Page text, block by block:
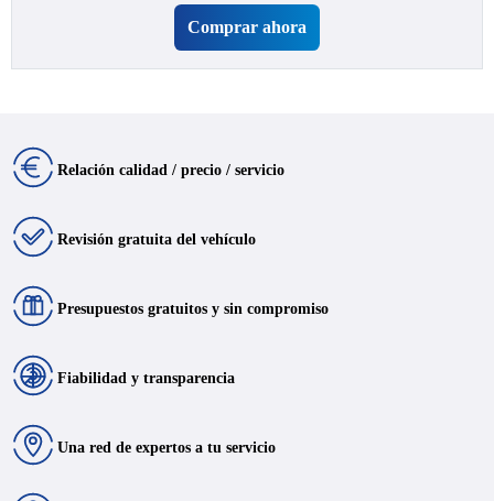
Comprar ahora
Relación calidad / precio / servicio
Revisión gratuita del vehículo
Presupuestos gratuitos y sin compromiso
Fiabilidad y transparencia
Una red de expertos a tu servicio